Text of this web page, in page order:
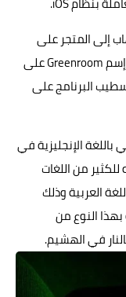
إلى المتجر على
الهاتف أو الجهاز المحمول الخاص بك وكتابة إسم Greenroom على
البرنامج على
باللغة الإنجليزية في
من اللغات
العربية وذلك
النوع من
في الهشيم.